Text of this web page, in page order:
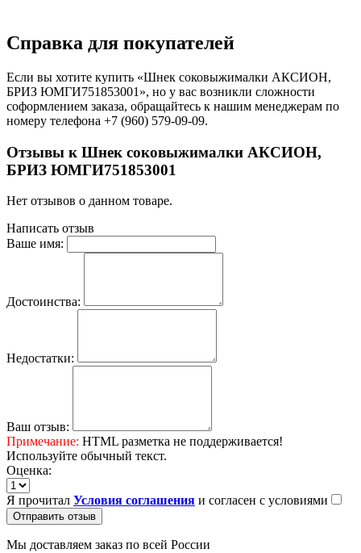
Справка для покупателей
Если вы хотите купить «Шнек соковыжималки АКСИОН,
БРИЗ ЮМГИ751853001», но у вас возникли сложности
соформлением заказа, обращайтесь к нашим менеджерам по
номеру телефона +7 (960) 579-09-09.
Отзывы к Шнек соковыжималки АКСИОН,
БРИЗ ЮМГИ751853001
Нет отзывов о данном товаре.
Написать отзыв
Ваше имя:
Достоинства:
Недостатки:
Ваш отзыв:
Примечание: HTML разметка не поддерживается!
Используйте обычный текст.
Оценка:
Я прочитал Условия соглашения и согласен с условиями
Отправить отзыв
Мы доставляем заказ по всей России